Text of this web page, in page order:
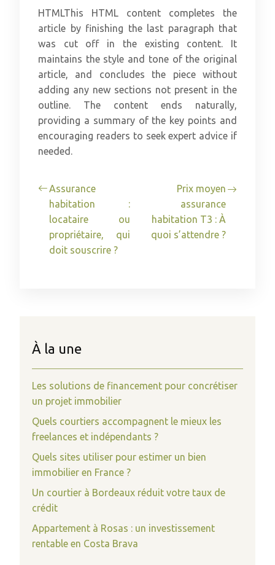
HTMLThis HTML content completes the
article by finishing the last paragraph that
was cut off in the existing content. It
maintains the style and tone of the original
article, and concludes the piece without
adding any new sections not present in the
outline. The content ends naturally,
providing a summary of the key points and
encouraging readers to seek expert advice if
needed.
Assurance
habitation :
locataire ou
propriétaire, qui
doit souscrire ?
Prix moyen
assurance
habitation T3 : À
quoi s’attendre ?
À la une
Les solutions de financement pour concrétiser
un projet immobilier
Quels courtiers accompagnent le mieux les
freelances et indépendants ?
Quels sites utiliser pour estimer un bien
immobilier en France ?
Un courtier à Bordeaux réduit votre taux de
crédit
Appartement à Rosas : un investissement
rentable en Costa Brava